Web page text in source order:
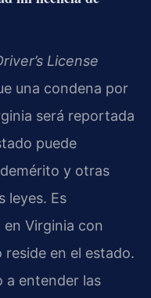
License
una condena por
será reportada
puede
y otras
leyes. Es
Virginia con
reside en el estado.
a entender las